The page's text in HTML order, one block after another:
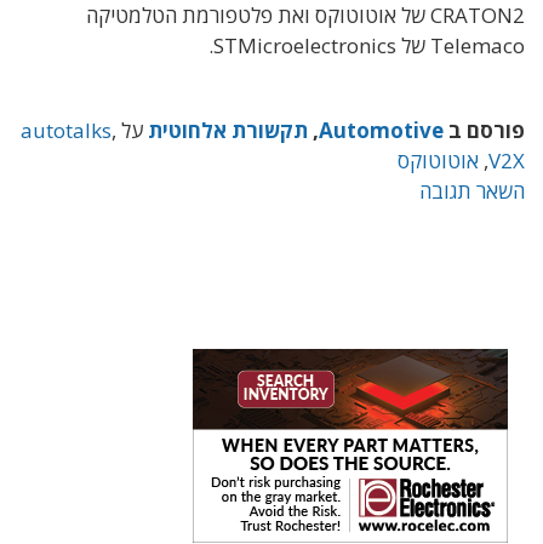
CRATON2 של אוטוטוקס ואת פלטפורמת הטלמטיקה
Telemaco של STMicroelectronics.
פורסם ב Automotive
, תקשורת אלחוטית על autotalks,
V2X
, אוטוטוקס
השאר תגובה